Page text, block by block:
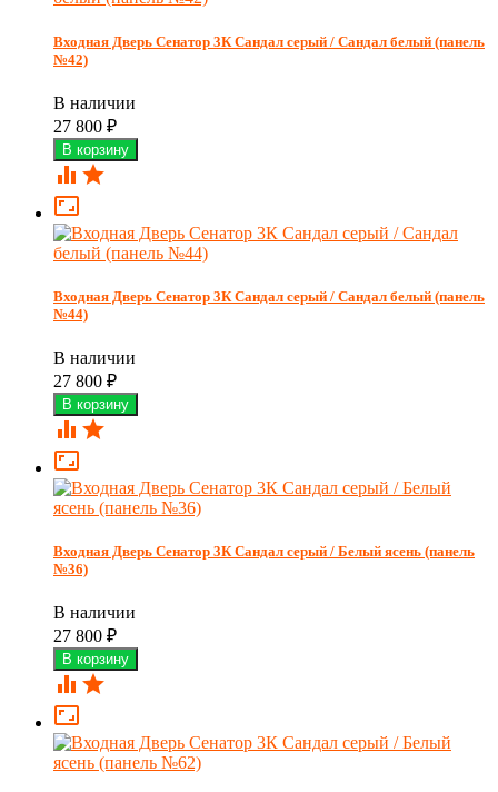
Входная Дверь Сенатор 3К Сандал серый / Сандал белый (панель
№42)
В наличии
27 800 ₽
 

Входная Дверь Сенатор 3К Сандал серый / Сандал белый (панель
№44)
В наличии
27 800 ₽
 

Входная Дверь Сенатор 3К Сандал серый / Белый ясень (панель
№36)
В наличии
27 800 ₽
 
